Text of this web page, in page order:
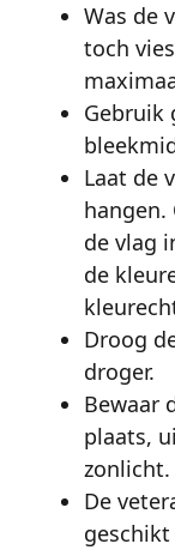
Was de
toch
Gebruik
Laat de
de vlag
de
Droog
droger.
Bewaar
plaats,
zonlicht.
De